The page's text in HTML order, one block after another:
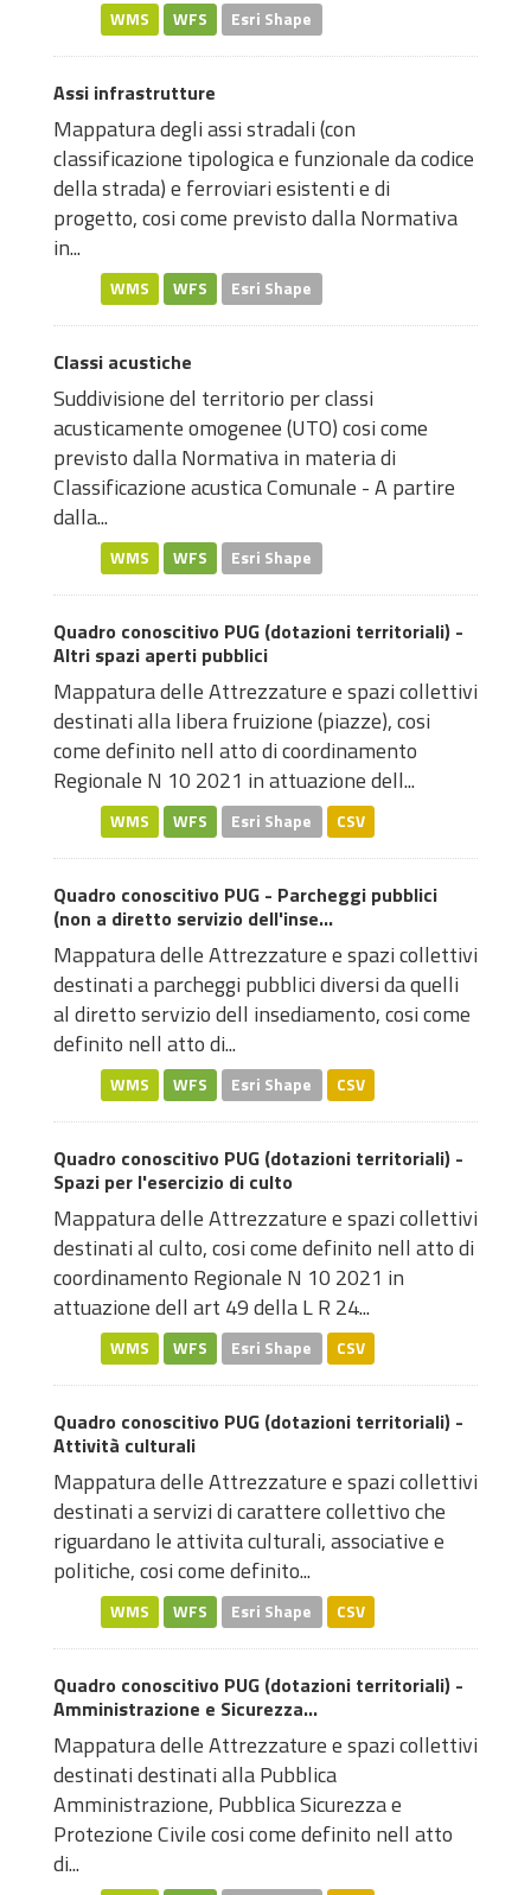
WMS WFS Esri Shape
Assi infrastrutture
Mappatura degli assi stradali (con
classificazione tipologica e funzionale da codice
della strada) e ferroviari esistenti e di
progetto, cosi come previsto dalla Normativa
in...
WMS WFS Esri Shape
Classi acustiche
Suddivisione del territorio per classi
acusticamente omogenee (UTO) cosi come
previsto dalla Normativa in materia di
Classificazione acustica Comunale - A partire
dalla...
WMS WFS Esri Shape
Quadro conoscitivo PUG (dotazioni territoriali) -
Altri spazi aperti pubblici
Mappatura delle Attrezzature e spazi collettivi
destinati alla libera fruizione (piazze), cosi
come definito nell atto di coordinamento
Regionale N 10 2021 in attuazione dell...
WMS WFS Esri Shape CSV
Quadro conoscitivo PUG - Parcheggi pubblici
(non a diretto servizio dell'inse...
Mappatura delle Attrezzature e spazi collettivi
destinati a parcheggi pubblici diversi da quelli
al diretto servizio dell insediamento, cosi come
definito nell atto di...
WMS WFS Esri Shape CSV
Quadro conoscitivo PUG (dotazioni territoriali) -
Spazi per l'esercizio di culto
Mappatura delle Attrezzature e spazi collettivi
destinati al culto, cosi come definito nell atto di
coordinamento Regionale N 10 2021 in
attuazione dell art 49 della L R 24...
WMS WFS Esri Shape CSV
Quadro conoscitivo PUG (dotazioni territoriali) -
Attività culturali
Mappatura delle Attrezzature e spazi collettivi
destinati a servizi di carattere collettivo che
riguardano le attivita culturali, associative e
politiche, cosi come definito...
WMS WFS Esri Shape CSV
Quadro conoscitivo PUG (dotazioni territoriali) -
Amministrazione e Sicurezza...
Mappatura delle Attrezzature e spazi collettivi
destinati destinati alla Pubblica
Amministrazione, Pubblica Sicurezza e
Protezione Civile cosi come definito nell atto
di...